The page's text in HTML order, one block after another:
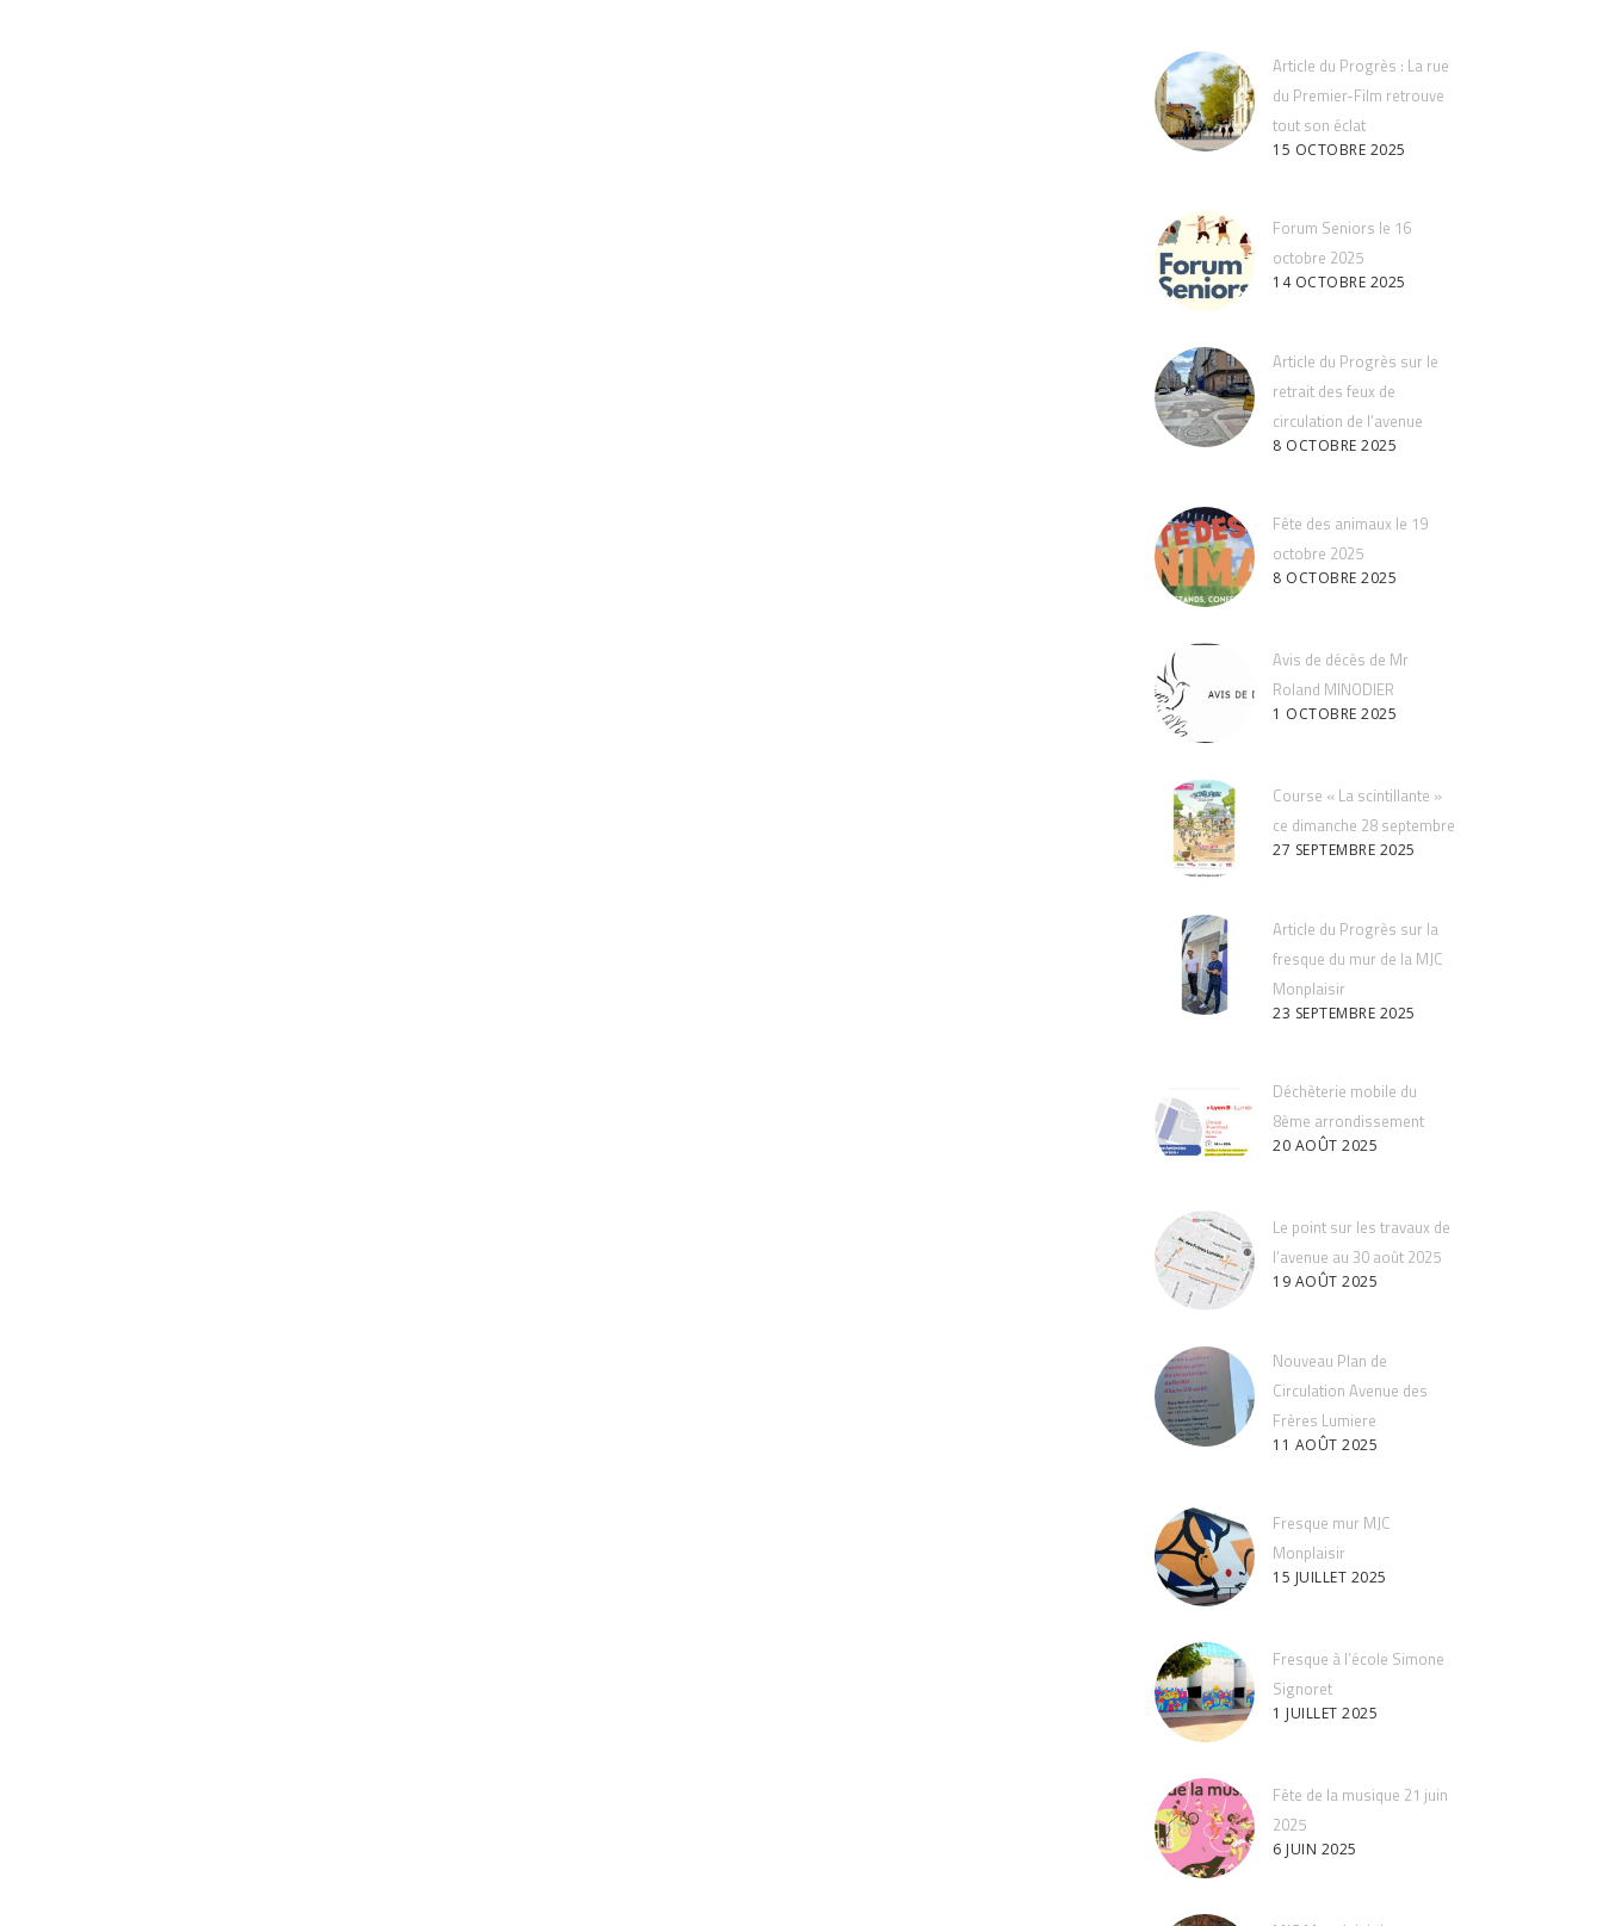
Article du Progrès : La rue
du Premier-Film retrouve
tout son éclat
15 OCTOBRE 2025
Forum Seniors le 16
octobre 2025
14 OCTOBRE 2025
Article du Progrès sur le
retrait des feux de
circulation de l’avenue
8 OCTOBRE 2025
Fête des animaux le 19
octobre 2025
8 OCTOBRE 2025
Avis de décès de Mr
Roland MINODIER
1 OCTOBRE 2025
Course « La scintillante »
ce dimanche 28 septembre
27 SEPTEMBRE 2025
Article du Progrès sur la
fresque du mur de la MJC
Monplaisir
23 SEPTEMBRE 2025
Déchèterie mobile du
8ème arrondissement
20 AOÛT 2025
Le point sur les travaux de
l’avenue au 30 août 2025
19 AOÛT 2025
Nouveau Plan de
Circulation Avenue des
Frères Lumiere
11 AOÛT 2025
Fresque mur MJC
Monplaisir
15 JUILLET 2025
Fresque à l’école Simone
Signoret
1 JUILLET 2025
Fête de la musique 21 juin
2025
6 JUIN 2025